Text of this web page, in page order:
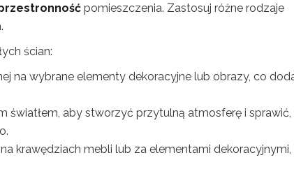
pomieszczenia. Zastosuj różne rodzaje
ścian:
na wybrane elementy dekoracyjne lub obrazy, co
światłem, aby stworzyć przytulną atmosferę i sprawić,
krawędziach mebli lub za elementami